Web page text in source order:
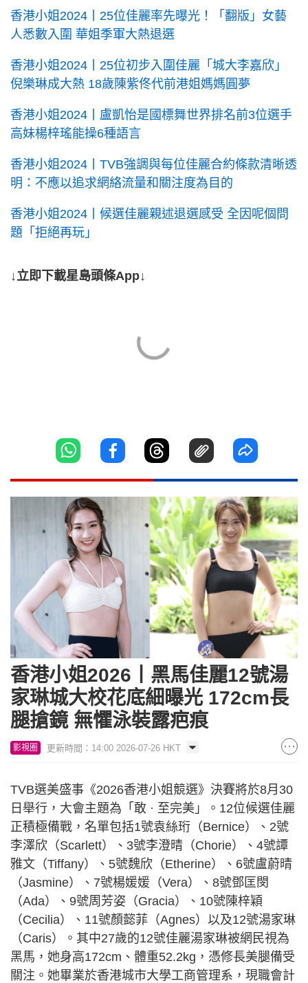
香港小姐2024丨25位佳麗率先曝光！「翻版」女藝
人悉數入圍 華姐季軍大熱退選
香港小姐2024丨25位初步入圍佳麗「城大李嘉欣」
倪樂琳成大熱 18歲陳紫佟代前港姐媽媽圓夢
香港小姐2024丨盧凱怡是國標舞世界排名前3位選手
高妹楊梓瑤能操6種語言
香港小姐2024丨TVB強調與每位佳麗合約條款清晰透
明：不應以追求網絡流量和關注度為目的
香港小姐2024丨候選佳麗親述退選感受 全因呢個問
題「拒絕再玩」
↓立即下載星島頭條App↓
香港小姐2026丨黑馬佳麗12號湯
家琳城大校花底細曝光 172cm長
腿搶鏡 無懼泳裝露疤痕
影視圈 更新時間：14:00 2026-07-26 HKT
TVB選美盛事《2026香港小姐競選》決賽將於8月30
日舉行，大會主題為「敢 · 至完美」。12位候選佳麗
正積極備戰，名單包括1號袁絲珩（Bernice）、2號
李澤欣（Scarlett）、3號李澄晴（Chorie）、4號譚
雅文（Tiffany）、5號魏欣（Etherine）、6號盧蔚晴
（Jasmine）、7號楊媛媛（Vera）、8號鄧匡閔
（Ada）、9號周芳姿（Gracia）、10號陳梓穎
（Cecilia）、11號顏懿菲（Agnes）以及12號湯家琳
（Caris）。其中27歲的12號佳麗湯家琳被網民視為
黑馬，她身高172cm、體重52.2kg，憑修長美腿備受
關注。她畢業於香港城市大學工商管理系，現職會計